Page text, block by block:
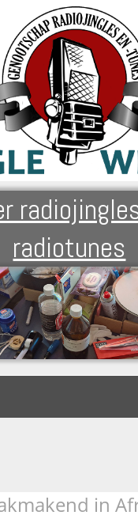
radiotunes
in